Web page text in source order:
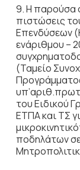
9. Η παρούσα
πιστώσεις
Επενδύσεων
ενάριθμου –
(Ταμείο
του Ειδικού
ΕΤΠΑ και ΤΣ
ποδηλάτων